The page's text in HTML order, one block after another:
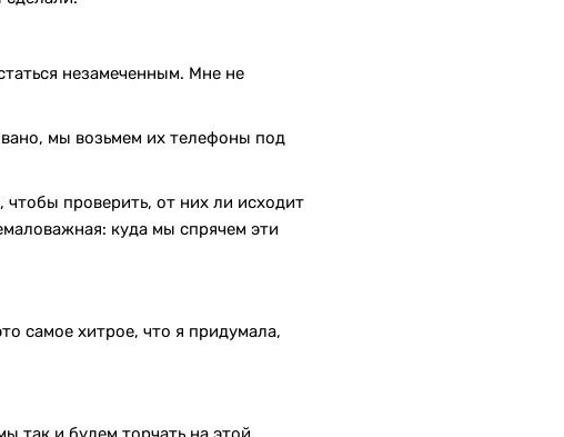
незамеченным. Мне не
мы возьмем их телефоны под
проверить, от них ли исходит
куда мы спрячем эти
самое хитрое, что я придумала,